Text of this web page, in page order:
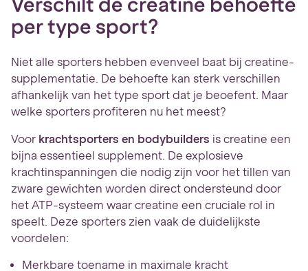
per type sport?
Niet alle sporters hebben evenveel baat bij creatine-
supplementatie. De behoefte kan sterk verschillen
afhankelijk van het type sport dat je beoefent. Maar
welke sporters profiteren nu het meest?
Voor krachtsporters en bodybuilders is creatine een
bijna essentieel supplement. De explosieve
krachtinspanningen die nodig zijn voor het tillen van
zware gewichten worden direct ondersteund door
het ATP-systeem waar creatine een cruciale rol in
speelt. Deze sporters zien vaak de duidelijkste
voordelen:
Merkbare toename in maximale kracht